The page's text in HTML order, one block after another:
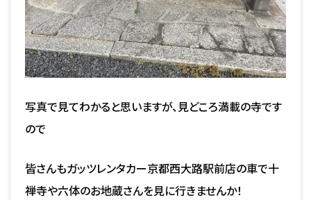
写真で見てわかると思いますが、見どころ満載の寺です
ので
皆さんもガッツレンタカー京都西大路駅前店の車で十
禅寺や六体のお地蔵さんを見に行きませんか！